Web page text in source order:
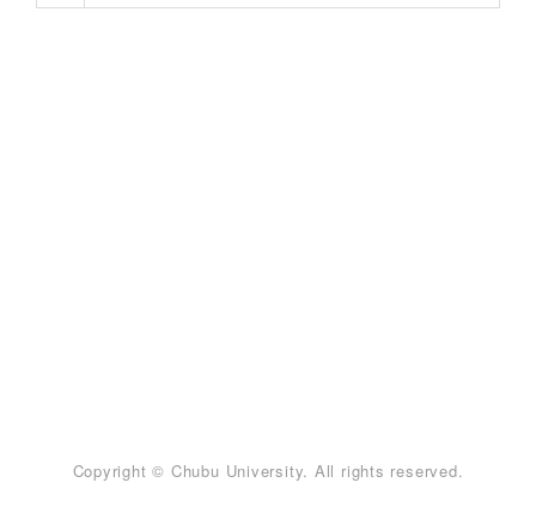
Copyright © Chubu University. All rights reserved.